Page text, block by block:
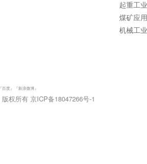
起重工
煤矿应用
机械工
『百度』 『新浪微博』
版权所有 京ICP备18047266号-1